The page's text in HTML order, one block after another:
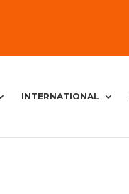
INTERNATIONAL